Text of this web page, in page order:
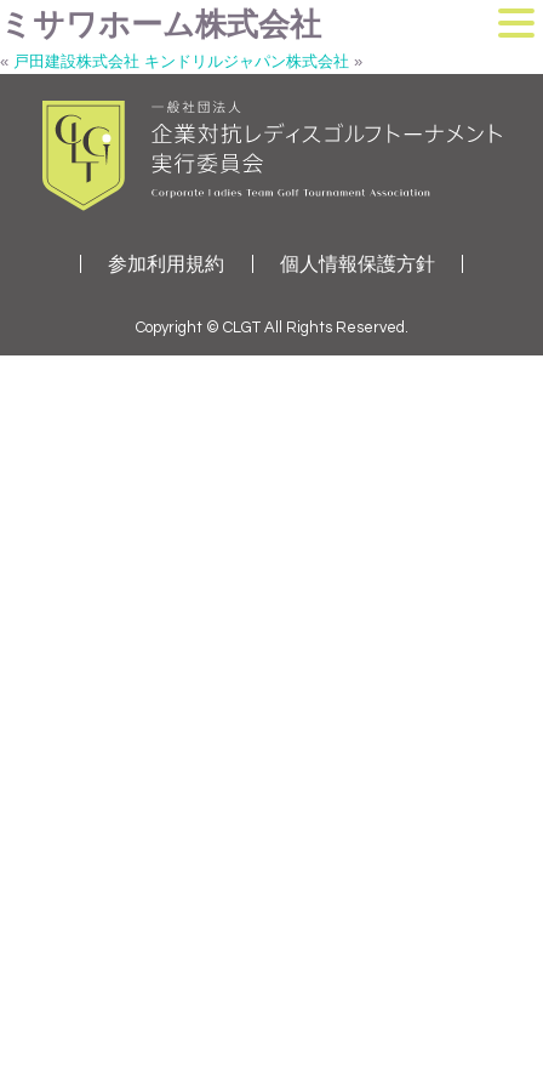
ミサワホーム株式会社
« 戸田建設株式会社 キンドリルジャパン株式会社 »
参加利用規約 個人情報保護方針
Copyright © CLGT All Rights Reserved.